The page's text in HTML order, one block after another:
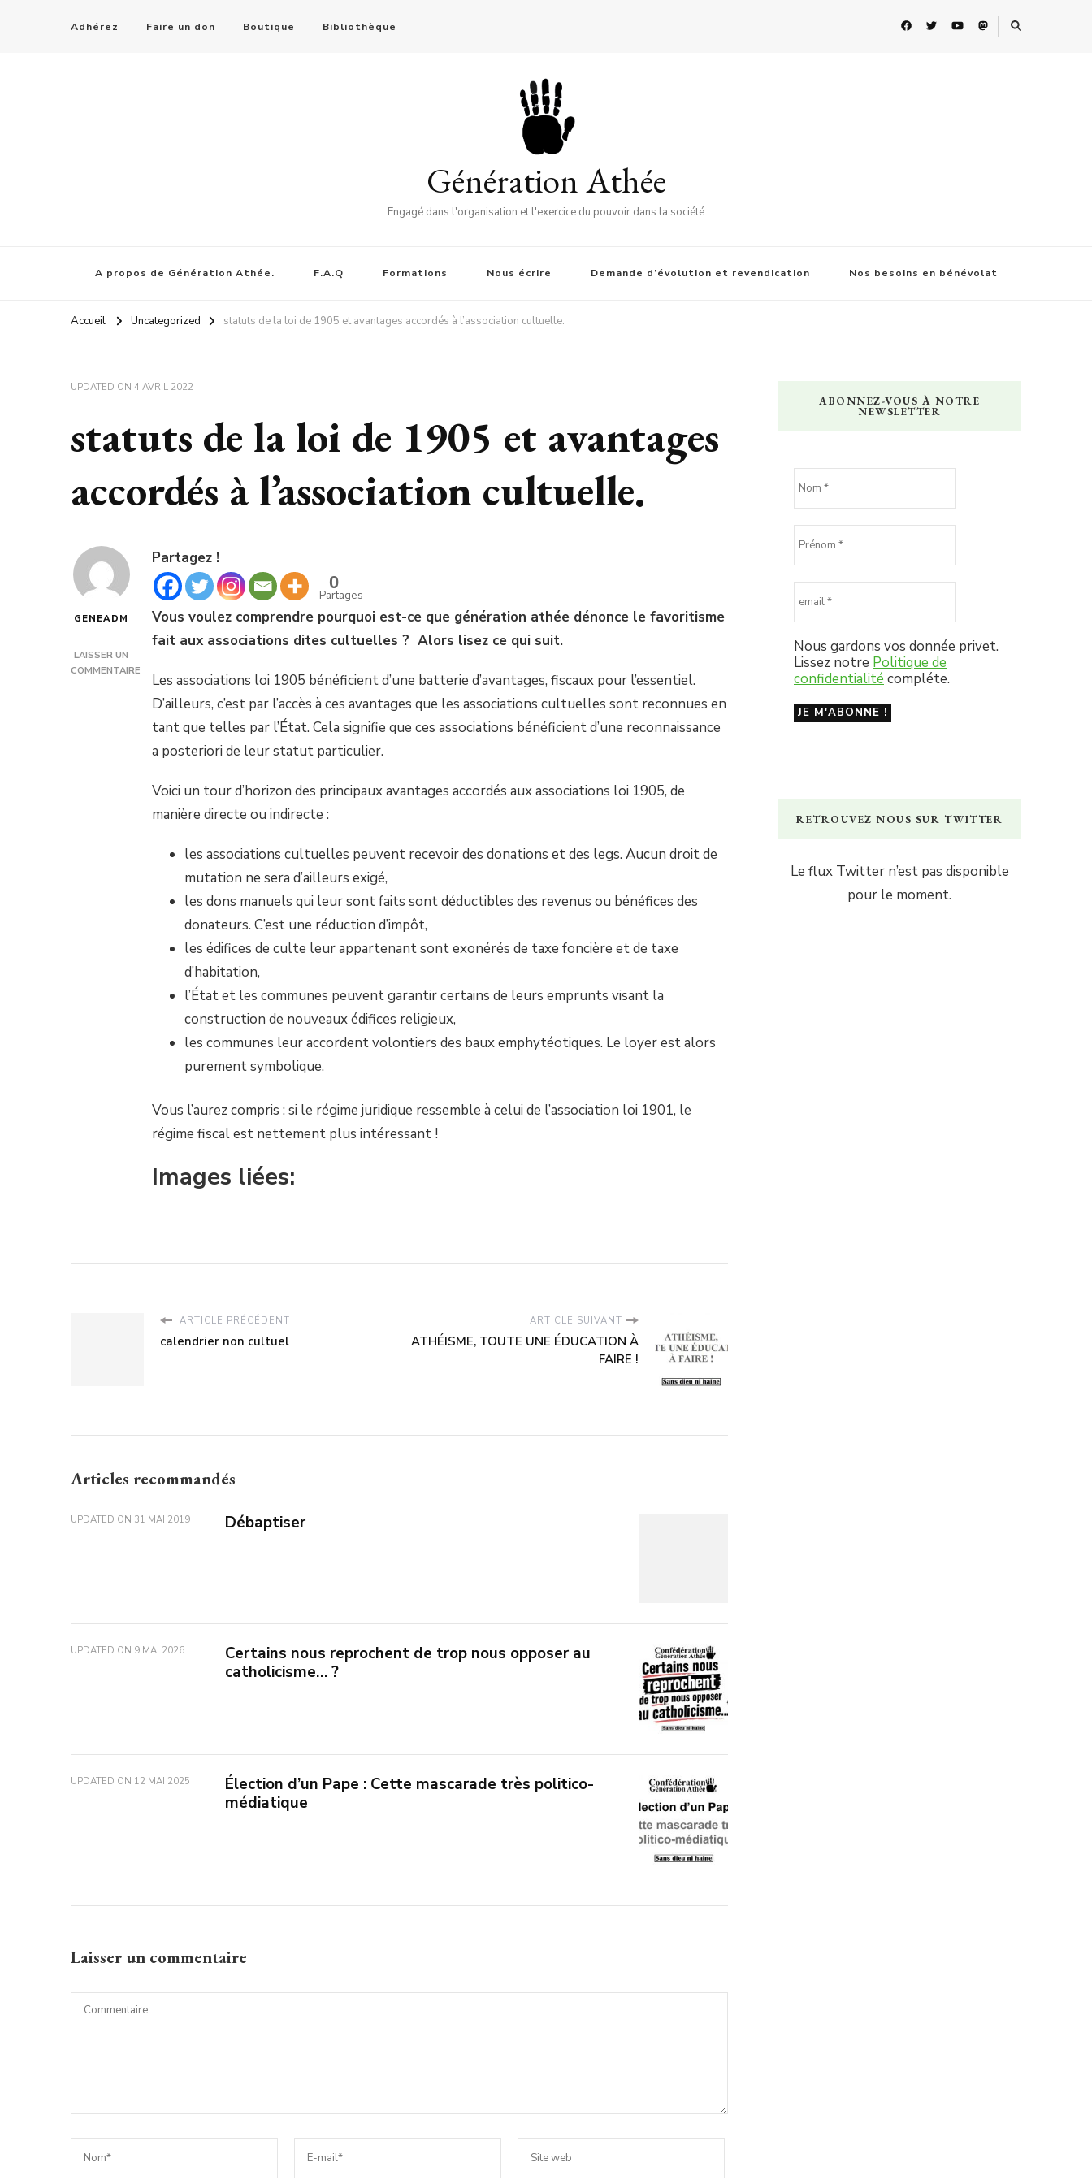
Adhérez Faire un don Boutique Bibliothèque
Génération Athée
Engagé dans l'organisation et l'exercice du pouvoir dans la société
A propos de Génération Athée. F.A.Q Formations Nous écrire Demande d’évolution et revendication Nos besoins en bénévolat
Accueil Uncategorized statuts de la loi de 1905 et avantages accordés à l’association cultuelle.
UPDATED ON 4 AVRIL 2022
statuts de la loi de 1905 et avantages
accordés à l’association cultuelle.
GENEADM
LAISSER UN
COMMENTAIRE
L’ASSOCIATION
Partagez !
0
Partages
Vous voulez comprendre pourquoi est-ce que génération athée dénonce le favoritisme
fait aux associations dites cultuelles ? Alors lisez ce qui suit.
Les associations loi 1905 bénéficient d’une batterie d’avantages, fiscaux pour l’essentiel.
D’ailleurs, c’est par l’accès à ces avantages que les associations cultuelles sont reconnues en
tant que telles par l’État. Cela signifie que ces associations bénéficient d’une reconnaissance
a posteriori de leur statut particulier.
Voici un tour d’horizon des principaux avantages accordés aux associations loi 1905, de
manière directe ou indirecte :
les associations cultuelles peuvent recevoir des donations et des legs. Aucun droit de
mutation ne sera d’ailleurs exigé,
les dons manuels qui leur sont faits sont déductibles des revenus ou bénéfices des
donateurs. C’est une réduction d’impôt,
les édifices de culte leur appartenant sont exonérés de taxe foncière et de taxe
d’habitation,
l’État et les communes peuvent garantir certains de leurs emprunts visant la
construction de nouveaux édifices religieux,
les communes leur accordent volontiers des baux emphytéotiques. Le loyer est alors
purement symbolique.
Vous l’aurez compris : si le régime juridique ressemble à celui de l’association loi 1901, le
régime fiscal est nettement plus intéressant !
Images liées:
ARTICLE PRÉCÉDENT
calendrier non cultuel
ARTICLE SUIVANT
ATHÉISME, TOUTE UNE ÉDUCATION À
FAIRE !
Articles recommandés
UPDATED ON 31 MAI 2019 Débaptiser
UPDATED ON 9 MAI 2026
Certains nous reprochent de trop nous opposer au
catholicisme… ?
UPDATED ON 12 MAI 2025
Élection d’un Pape : Cette mascarade très politico-
médiatique
Laisser un commentaire
ABONNEZ-VOUS À NOTRE
NEWSLETTER
Nous gardons vos donnée privet.
Lissez notre Politique de
confidentialité compléte.
RETROUVEZ NOUS SUR TWITTER
Le flux Twitter n’est pas disponible
pour le moment.